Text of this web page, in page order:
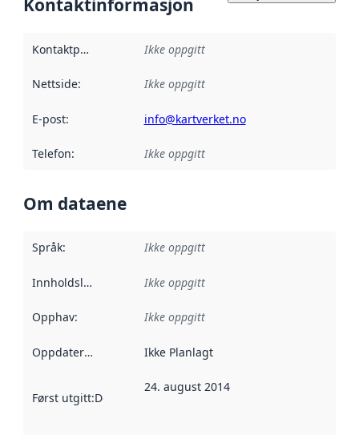
Kontaktinformasjon
Kontaktpunkt Ikke oppgitt
Nettside: Ikke oppgitt
E-post: info@kartverket.no
Telefon: Ikke oppgitt
Om dataene
Språk: Ikke oppgitt
Innholdsleverandører :
Ikke oppgitt
Opphav: Ikke oppgitt
Oppdateringsfrekvens :
Ikke Planlagt
Først utgitt:Denne datoen sier når dataene i dette
24. august 2014